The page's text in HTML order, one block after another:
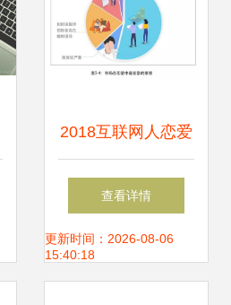
2018互联网人恋爱
调查报告 公关易分
手，程序员最稳
查看详情
更新时间：2026-08-06
15:40:18